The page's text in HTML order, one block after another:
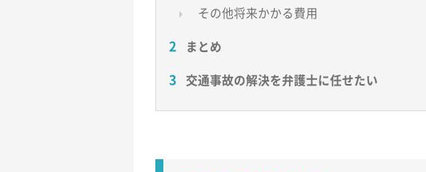
その他将来かかる費用
2 まとめ
3 交通事故の解決を弁護士に任せたい